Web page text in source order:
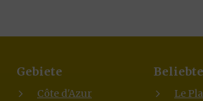
Gebiete
Côte d'Azur
Le